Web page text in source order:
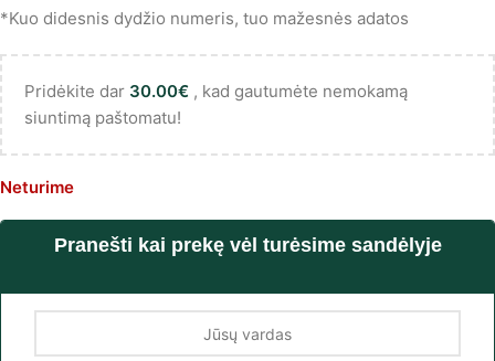
*Kuo didesnis dydžio numeris, tuo mažesnės adatos
Pridėkite dar 30.00€ , kad gautumėte nemokamą
siuntimą paštomatu!
Neturime
Pranešti kai prekę vėl turėsime sandėlyje